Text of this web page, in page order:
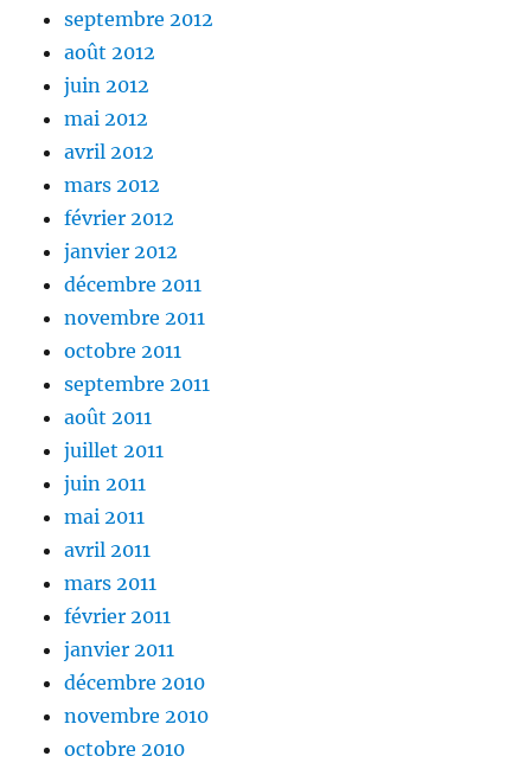
septembre 2012
août 2012
juin 2012
mai 2012
avril 2012
mars 2012
février 2012
janvier 2012
décembre 2011
novembre 2011
octobre 2011
septembre 2011
août 2011
juillet 2011
juin 2011
mai 2011
avril 2011
mars 2011
février 2011
janvier 2011
décembre 2010
novembre 2010
octobre 2010